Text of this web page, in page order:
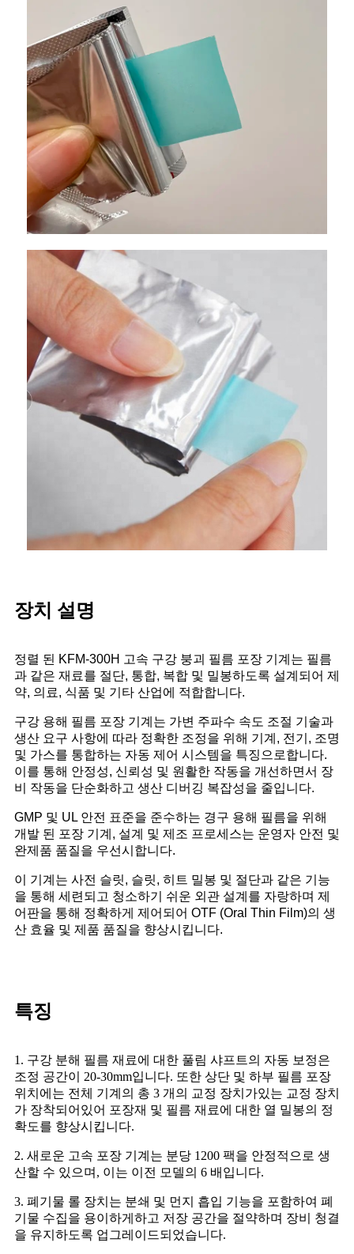
장치 설명
정렬 된 KFM-300H 고속 구강 붕괴 필름 포장 기계는 필름
과 같은 재료를 절단, 통합, 복합 및 밀봉하도록 설계되어 제
약, 의료, 식품 및 기타 산업에 적합합니다.
구강 용해 필름 포장 기계는 가변 주파수 속도 조절 기술과
생산 요구 사항에 따라 정확한 조정을 위해 기계, 전기, 조명
및 가스를 통합하는 자동 제어 시스템을 특징으로합니다.
이를 통해 안정성, 신뢰성 및 원활한 작동을 개선하면서 장
비 작동을 단순화하고 생산 디버깅 복잡성을 줄입니다.
GMP 및 UL 안전 표준을 준수하는 경구 용해 필름을 위해
개발 된 포장 기계, 설계 및 제조 프로세스는 운영자 안전 및
완제품 품질을 우선시합니다.
이 기계는 사전 슬릿, 슬릿, 히트 밀봉 및 절단과 같은 기능
을 통해 세련되고 청소하기 쉬운 외관 설계를 자랑하며 제
어판을 통해 정확하게 제어되어 OTF (Oral Thin Film)의 생
산 효율 및 제품 품질을 향상시킵니다.
특징
1. 구강 분해 필름 재료에 대한 풀림 샤프트의 자동 보정은
조정 공간이 20-30mm입니다. 또한 상단 및 하부 필름 포장
위치에는 전체 기계의 총 3 개의 교정 장치가있는 교정 장치
가 장착되어있어 포장재 및 필름 재료에 대한 열 밀봉의 정
확도를 향상시킵니다.
2. 새로운 고속 포장 기계는 분당 1200 팩을 안정적으로 생
산할 수 있으며, 이는 이전 모델의 6 배입니다.
3. 폐기물 롤 장치는 분쇄 및 먼지 흡입 기능을 포함하여 폐
기물 수집을 용이하게하고 저장 공간을 절약하며 장비 청결
을 유지하도록 업그레이드되었습니다.